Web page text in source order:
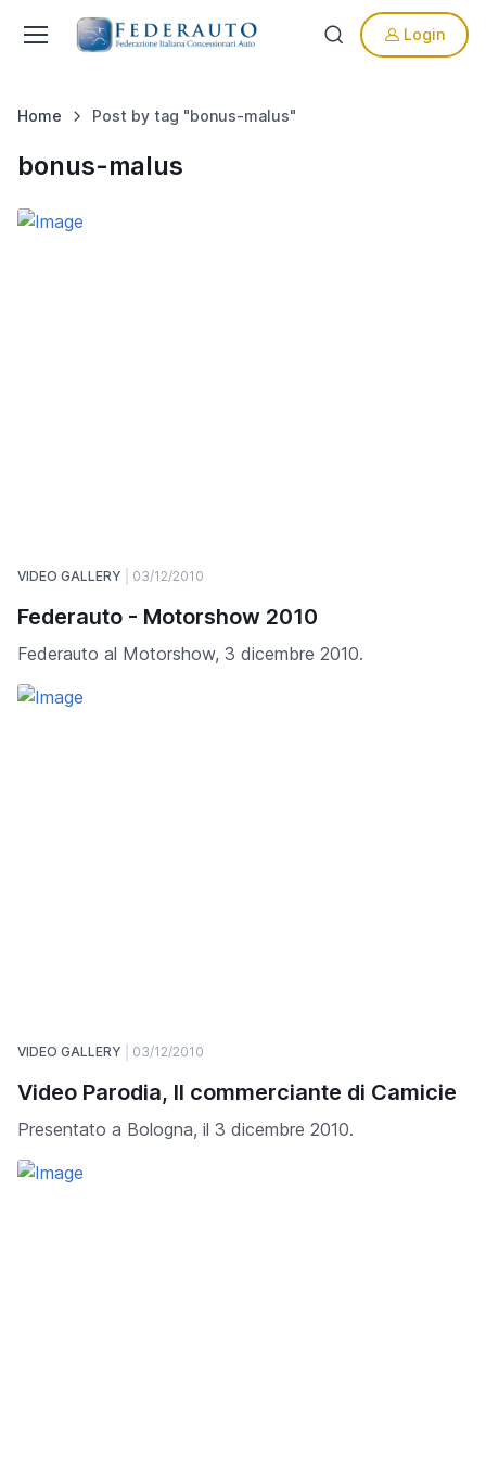
Login
Home Post by tag "bonus-malus"
bonus-malus
VIDEO GALLERY 03/12/2010
Federauto - Motorshow 2010
Federauto al Motorshow, 3 dicembre 2010.
VIDEO GALLERY 03/12/2010
Video Parodia, Il commerciante di Camicie
Presentato a Bologna, il 3 dicembre 2010.